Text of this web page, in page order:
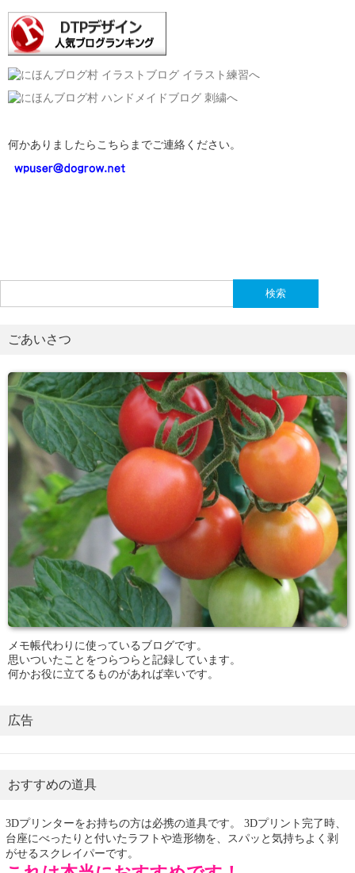
何かありましたらこちらまでご連絡ください。
索:
ごあいさつ
メモ帳代わりに使っているブログです。
思いついたことをつらつらと記録しています。
何かお役に立てるものがあれば幸いです。
広告
おすすめの道具
3Dプリンターをお持ちの方は必携の道具です。 3Dプリント完了時、
台座にべったりと付いたラフトや造形物を、スパッと気持ちよく剥
がせるスクレイパーです。